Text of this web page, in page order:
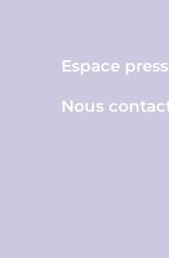
Espace
Nous